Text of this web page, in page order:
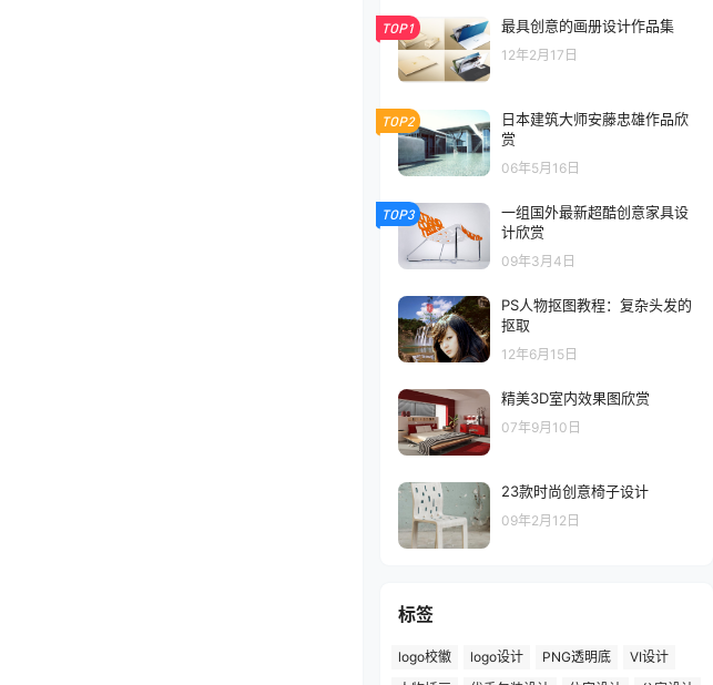
TOP1 最具创意的画册设计作品集
12年2月17日
TOP2
日本建筑大师安藤忠雄作品欣
赏
06年5月16日
TOP3
一组国外最新超酷创意家具设
计欣赏
09年3月4日
PS人物抠图教程：复杂头发的
抠取
12年6月15日
精美3D室内效果图欣赏
07年9月10日
23款时尚创意椅子设计
09年2月12日
标签
logo校徽 logo设计 PNG透明底
VI设计